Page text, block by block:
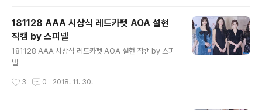
181128 AAA 시상식 레드카펫 AOA 설현
직캠 by 스피넬
181128 AAA 시상식 레드카펫 AOA 설현 직캠 by 스피
넬
3 0 2018. 11. 30.